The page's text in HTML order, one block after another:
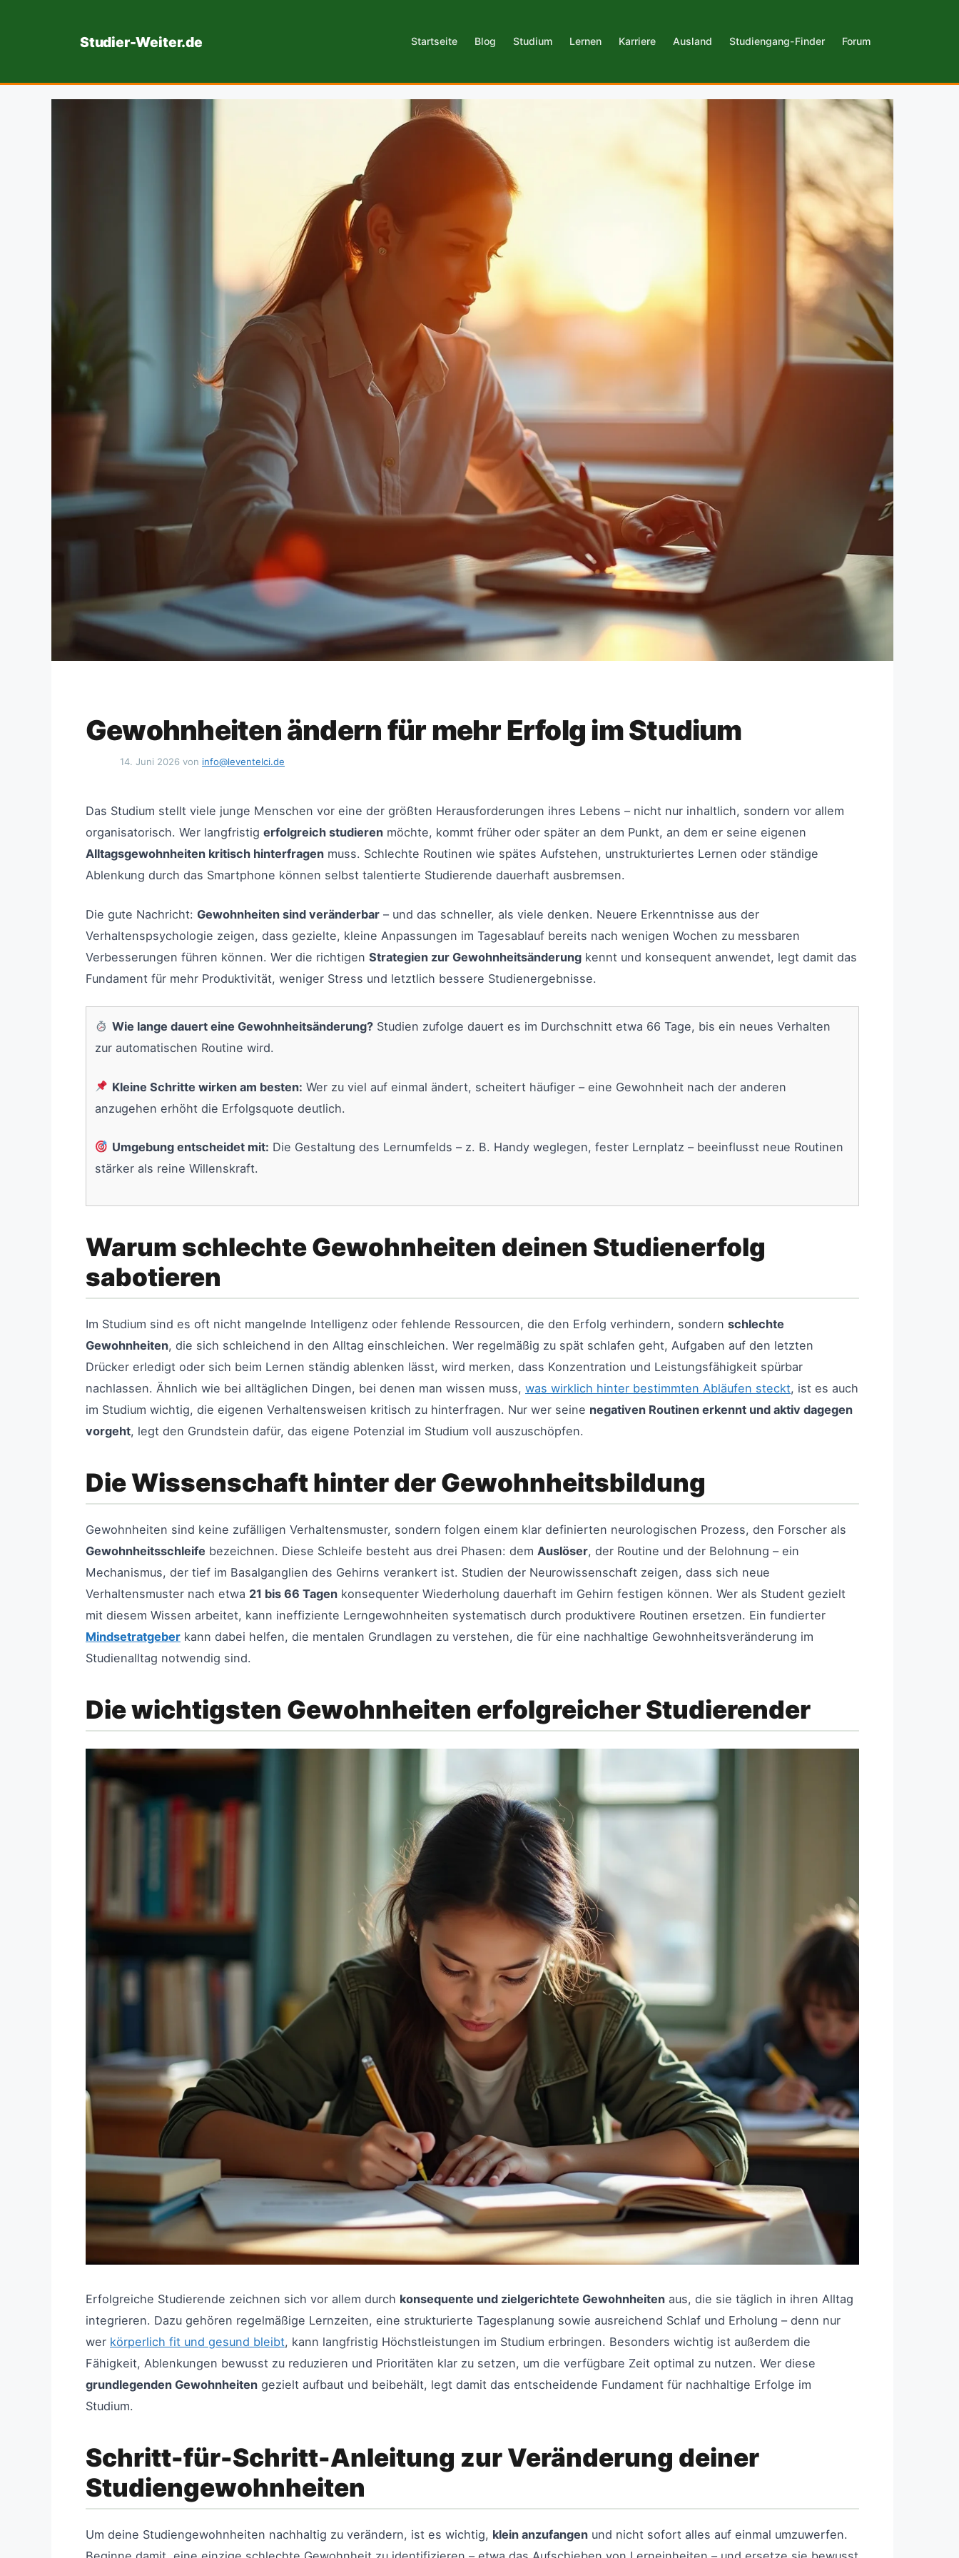
Studier-Weiter.de Startseite Blog Studium Lernen Karriere Ausland Studiengang-Finder Forum
Gewohnheiten ändern für mehr Erfolg im Studium
14. Juni 2026 von info@leventelci.de
Das Studium stellt viele junge Menschen vor eine der größten Herausforderungen ihres Lebens – nicht nur inhaltlich, sondern vor allem
organisatorisch. Wer langfristig erfolgreich studieren möchte, kommt früher oder später an dem Punkt, an dem er seine eigenen
Alltagsgewohnheiten kritisch hinterfragen muss. Schlechte Routinen wie spätes Aufstehen, unstrukturiertes Lernen oder ständige
Ablenkung durch das Smartphone können selbst talentierte Studierende dauerhaft ausbremsen.
Die gute Nachricht: Gewohnheiten sind veränderbar – und das schneller, als viele denken. Neuere Erkenntnisse aus der
Verhaltenspsychologie zeigen, dass gezielte, kleine Anpassungen im Tagesablauf bereits nach wenigen Wochen zu messbaren
Verbesserungen führen können. Wer die richtigen Strategien zur Gewohnheitsänderung kennt und konsequent anwendet, legt damit das
Fundament für mehr Produktivität, weniger Stress und letztlich bessere Studienergebnisse.
Wie lange dauert eine Gewohnheitsänderung?Studien zufolge dauert es im Durchschnitt etwa 66 Tage, bis ein neues Verhalten
zur automatischen Routine wird.
Kleine Schritte wirken am besten: Wer zu viel auf einmal ändert, scheitert häufiger – eine Gewohnheit nach der anderen
anzugehen erhöht die Erfolgsquote deutlich.
Umgebung entscheidet mit: Die Gestaltung des Lernumfelds – z. B. Handy weglegen, fester Lernplatz – beeinflusst neue Routinen
stärker als reine Willenskraft.
Warum schlechte Gewohnheiten deinen Studienerfolg
sabotieren
Im Studium sind es oft nicht mangelnde Intelligenz oder fehlende Ressourcen, die den Erfolg verhindern, sondern schlechte
Gewohnheiten, die sich schleichend in den Alltag einschleichen. Wer regelmäßig zu spät schlafen geht, Aufgaben auf den letzten
Drücker erledigt oder sich beim Lernen ständig ablenken lässt, wird merken, dass Konzentration und Leistungsfähigkeit spürbar
nachlassen. Ähnlich wie bei alltäglichen Dingen, bei denen man wissen muss, was wirklich hinter bestimmten Abläufen steckt, ist es auch
im Studium wichtig, die eigenen Verhaltensweisen kritisch zu hinterfragen. Nur wer seine negativen Routinen erkennt und aktiv dagegen
vorgeht, legt den Grundstein dafür, das eigene Potenzial im Studium voll auszuschöpfen.
Die Wissenschaft hinter der Gewohnheitsbildung
Gewohnheiten sind keine zufälligen Verhaltensmuster, sondern folgen einem klar definierten neurologischen Prozess, den Forscher als
Gewohnheitsschleife bezeichnen. Diese Schleife besteht aus drei Phasen: dem Auslöser, der Routine und der Belohnung – ein
Mechanismus, der tief im Basalganglien des Gehirns verankert ist. Studien der Neurowissenschaft zeigen, dass sich neue
Verhaltensmuster nach etwa 21 bis 66 Tagen konsequenter Wiederholung dauerhaft im Gehirn festigen können. Wer als Student gezielt
mit diesem Wissen arbeitet, kann ineffiziente Lerngewohnheiten systematisch durch produktivere Routinen ersetzen. Ein fundierter
Mindsetratgeber kann dabei helfen, die mentalen Grundlagen zu verstehen, die für eine nachhaltige Gewohnheitsveränderung im
Studienalltag notwendig sind.
Die wichtigsten Gewohnheiten erfolgreicher Studierender
Erfolgreiche Studierende zeichnen sich vor allem durch konsequente und zielgerichtete Gewohnheiten aus, die sie täglich in ihren Alltag
integrieren. Dazu gehören regelmäßige Lernzeiten, eine strukturierte Tagesplanung sowie ausreichend Schlaf und Erholung – denn nur
wer körperlich fit und gesund bleibt, kann langfristig Höchstleistungen im Studium erbringen. Besonders wichtig ist außerdem die
Fähigkeit, Ablenkungen bewusst zu reduzieren und Prioritäten klar zu setzen, um die verfügbare Zeit optimal zu nutzen. Wer diese
grundlegenden Gewohnheiten gezielt aufbaut und beibehält, legt damit das entscheidende Fundament für nachhaltige Erfolge im
Studium.
Schritt-für-Schritt-Anleitung zur Veränderung deiner
Studiengewohnheiten
Um deine Studiengewohnheiten nachhaltig zu verändern, ist es wichtig, klein anzufangen und nicht sofort alles auf einmal umzuwerfen.